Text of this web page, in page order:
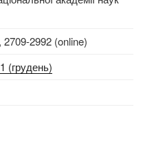
2992 (online)
(грудень)